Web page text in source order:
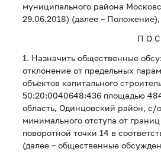
муниципального района
29.06.2018) (далее – Положение),
П О
1. Назначить общественные
отклонение от предельных
объектов капитального
50:20:0040648:436 площадью
область, Одинцовский район, с/
минимального отступа от
поворотной точки 14 в
(далее – общественные